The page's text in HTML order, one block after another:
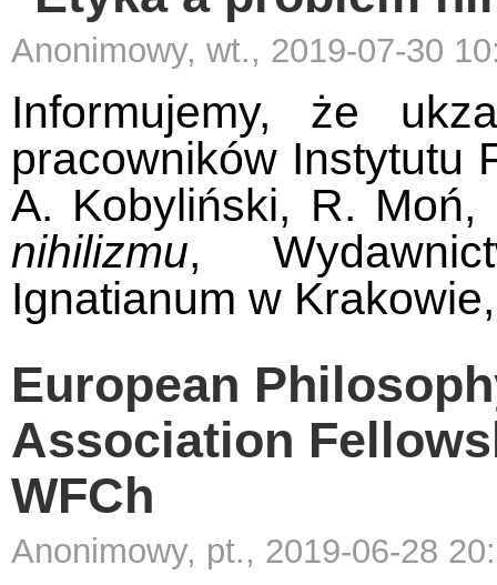
Anonimowy, wt., 2019-07-30
Informujemy, że
pracowników Instytutu
A. Kobyliński, R.
nihilizmu,
Ignatianum w
European
Association
WFCh
Anonimowy, pt., 2019-06-28